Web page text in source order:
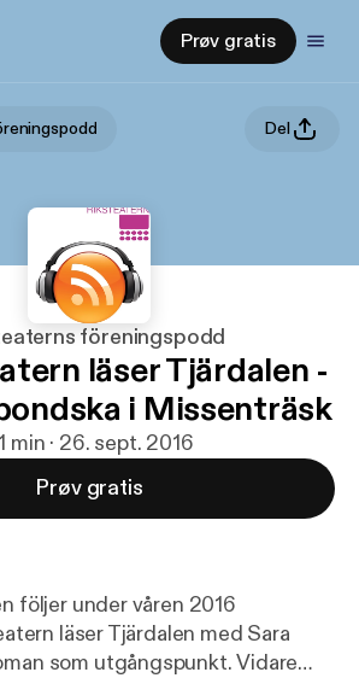
Prøv gratis
Del
föreningspodd
läser Tjärdalen -
i Missenträsk
min · 26. sept. 2016
Prøv gratis
följer under våren 2016
läser Tjärdalen med Sara
som utgångspunkt. Vidare